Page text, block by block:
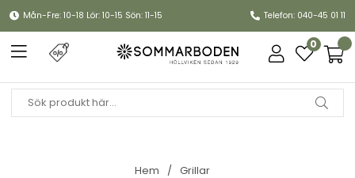
Mån-Fre: 10-18 Lör: 10-15 Sön: 11-15 Telefon: 040-45 01 11
0
Hem Grillar